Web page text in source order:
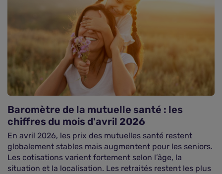
Baromètre de la mutuelle santé : les
chiffres du mois d'avril 2026
En avril 2026, les prix des mutuelles santé restent
globalement stables mais augmentent pour les seniors.
Les cotisations varient fortement selon l’âge, la
situation et la localisation. Les retraités restent les plus